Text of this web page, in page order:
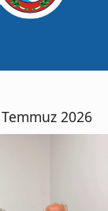
2026